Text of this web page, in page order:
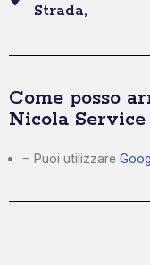
Strada,
Come posso
Nicola Service
– Puoi utilizzare